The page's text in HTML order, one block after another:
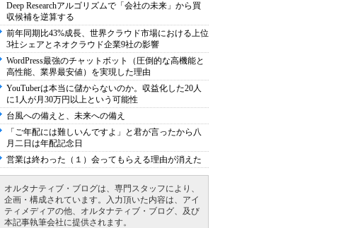
Deep Researchアルゴリズムで「会社の未来」から買
収候補を逆算する
前年同期比43%成長、世界クラウド市場における上位
3社シェアとネオクラウド企業9社の影響
WordPress最強のチャットボット（圧倒的な高機能と
高性能、業界最安値）を実現した理由
YouTuberは本当に儲からないのか。収益化した20人
に1人が月30万円以上という可能性
台風への備えと、未来への備え
「ご年配には難しいんですよ」と君が言ったから八
月二日は年配記念日
営業は終わった（１）会ってもらえる理由が消えた
オルタナティブ・ブログは、専門スタッフにより、
企画・構成されています。入力頂いた内容は、アイ
ティメディアの他、オルタナティブ・ブログ、及び
本記事執筆会社に提供されます。